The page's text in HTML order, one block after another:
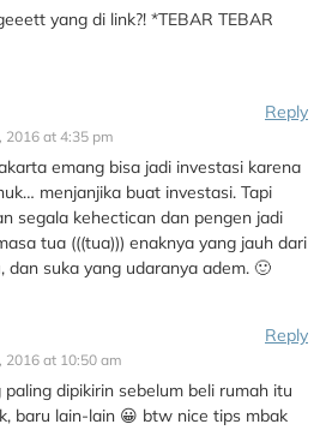
yang di link?! *TEBAR TEBAR
2016 at 4:35 pm
Reply
emang bisa jadi investasi karena
menjanjika buat investasi. Tapi
segala kehectican dan pengen jadi
tua (((tua))) enaknya yang jauh dari
dan suka yang udaranya adem. 🙂
2016 at 10:50 am
Reply
dipikirin sebelum beli rumah itu
baru lain-lain 😀 btw nice tips mbak